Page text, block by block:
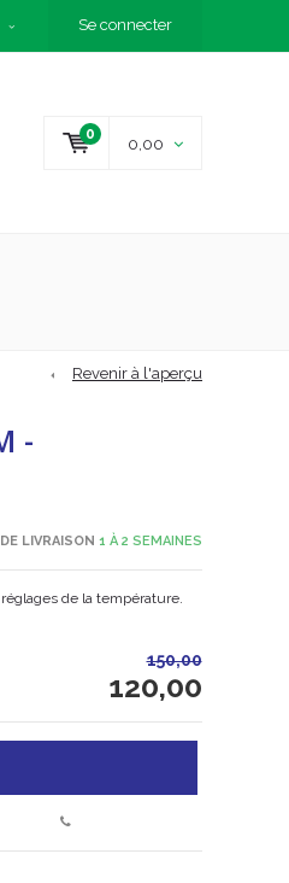
Se connecter
0
0,00
Revenir à l'aperçu
-
LIVRAISON 1 À 2 SEMAINES
de la température.
150,00
120,00